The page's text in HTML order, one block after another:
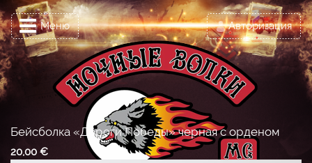
Меню Авторизация
Бейсболка «Дороги Победы» черная с орденом
20,00 €